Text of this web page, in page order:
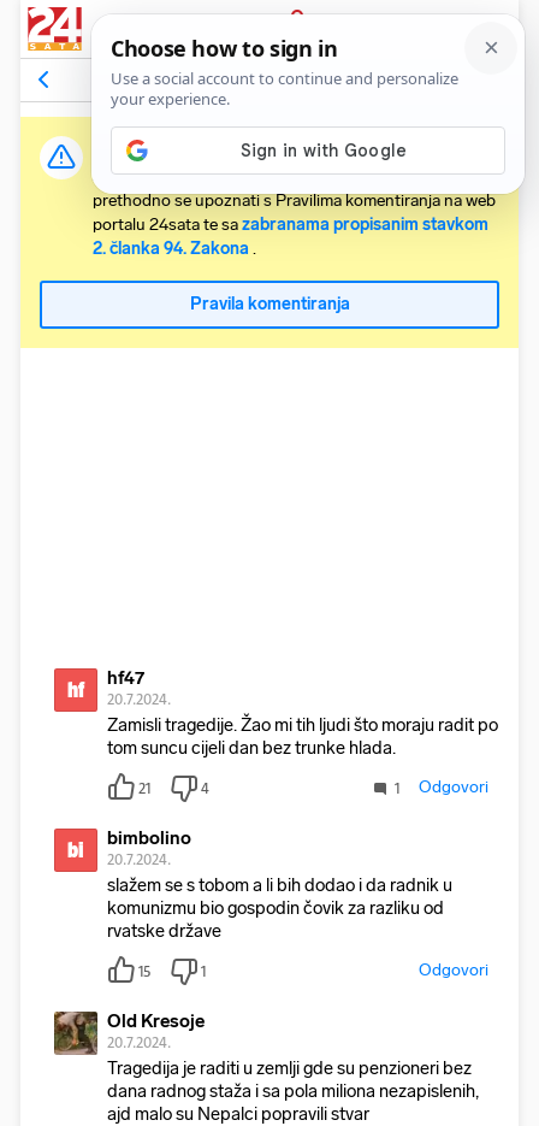
PRIJAVA
Komentari68 Relevantni
Važna obavijest:
Svaki korisnik koji želi komentirati članke obvezan je
prethodno se upoznati s Pravilima komentiranja na web
portalu 24sata te sazabranama propisanim stavkom
2. članka 94. Zakona .
Pravila komentiranja
hf hf47
20.7.2024.
Zamisli tragedije. Žao mi tih ljudi što moraju radit po
tom suncu cijeli dan bez trunke hlada.
21 4 1 Odgovori
bi bimbolino
20.7.2024.
slažem se s tobom a li bih dodao i da radnik u
komunizmu bio gospodin čovik za razliku od
rvatske države
15 1 Odgovori
Old Kresoje
20.7.2024.
Tragedija je raditi u zemlji gde su penzioneri bez
dana radnog staža i sa pola miliona nezapislenih,
ajd malo su Nepalci popravili stvar